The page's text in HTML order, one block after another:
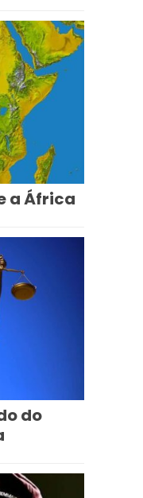
a África
do